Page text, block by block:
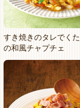
すき焼きのタレでく
の和風チャプチェ